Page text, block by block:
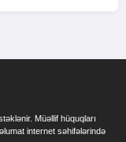
Müəllif hüquqları
internet səhifələrində